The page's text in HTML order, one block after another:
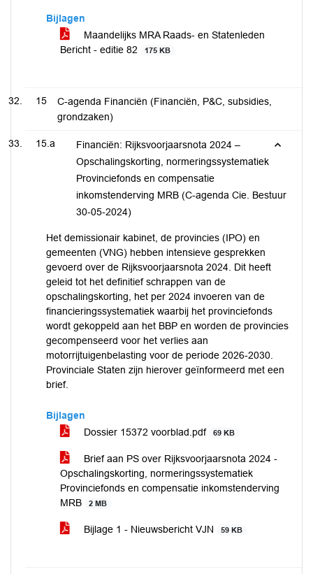
Bijlagen
Maandelijks MRA Raads- en Statenleden
Bericht - editie 82
175 KB
15
C-agenda Financiën (Financiën, P&C, subsidies,
grondzaken)
15.a
Financiën: Rijksvoorjaarsnota 2024 –
Opschalingskorting, normeringssystematiek
Provinciefonds en compensatie
inkomstenderving MRB (C-agenda Cie. Bestuur
30-05-2024)
Het demissionair kabinet, de provincies (IPO) en
gemeenten (VNG) hebben intensieve gesprekken
gevoerd over de Rijksvoorjaarsnota 2024. Dit heeft
geleid tot het definitief schrappen van de
opschalingskorting, het per 2024 invoeren van de
financieringssystematiek waarbij het provinciefonds
wordt gekoppeld aan het BBP en worden de provincies
gecompenseerd voor het verlies aan
motorrijtuigenbelasting voor de periode 2026-2030.
Provinciale Staten zijn hierover geïnformeerd met een
brief.
Bijlagen
Dossier 15372 voorblad.pdf
69 KB
Brief aan PS over Rijksvoorjaarsnota 2024 -
Opschalingskorting, normeringssystematiek
Provinciefonds en compensatie inkomstenderving
MRB
2 MB
Bijlage 1 - Nieuwsbericht VJN 59 KB